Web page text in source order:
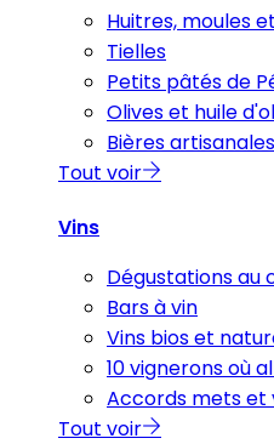
Huitres, moules
Tielles
Petits pâtés de
Olives et huile
Bières artisanales
Tout voir
Vins
Dégustations au
Bars à vin
Vins bios et
10 vignerons où
Accords mets et
Tout voir